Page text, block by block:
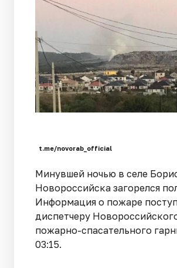
t.me/novorab_official
Минувшей ночью в селе
Новороссийска загорелся
Информация о пожаре
диспетчеру
пожарно-спасательного
03:15.